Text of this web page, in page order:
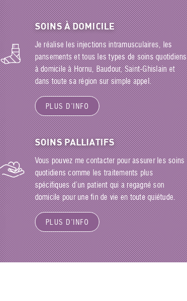
SOINS À DOMICILE
Je réalise les injections intramusculaires, les
pansements et tous les types de soins quotidiens
à domicile à Hornu, Baudour, Saint-Ghislain et
dans toute sa région sur simple appel.
PLUS D’INFO
SOINS PALLIATIFS
Vous pouvez me contacter pour assurer les soins
quotidiens comme les traitements plus
spécifiques d’un patient qui a regagné son
domicile pour une fin de vie en toute quiétude.
PLUS D’INFO